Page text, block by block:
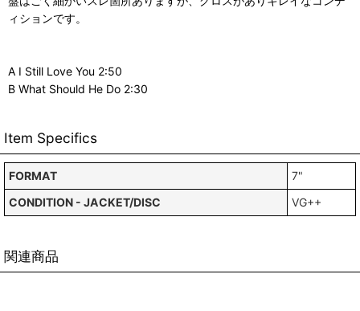
ィションです。
A I Still Love You 2:50
B What Should He Do 2:30
Item Specifics
FORMAT
7"
CONDITION - JACKET/DISC
VG++
関連商品